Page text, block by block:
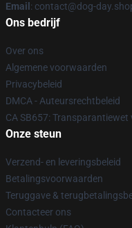
Email : contact@dog-
Ons bedrijf
Over ons
Algemene voorwaarden
Privacybeleid
DMCA - Auteursrechtbeleid
CA SB657:
Onze steun
Verzend- en leveringsbeleid
Betalingsvoorwaarden
Teruggave &
Contacteer ons